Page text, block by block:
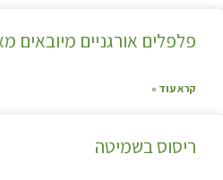
פלפלים אורגניים מיובאים
קרא עוד »
ריסוס בשמיטה